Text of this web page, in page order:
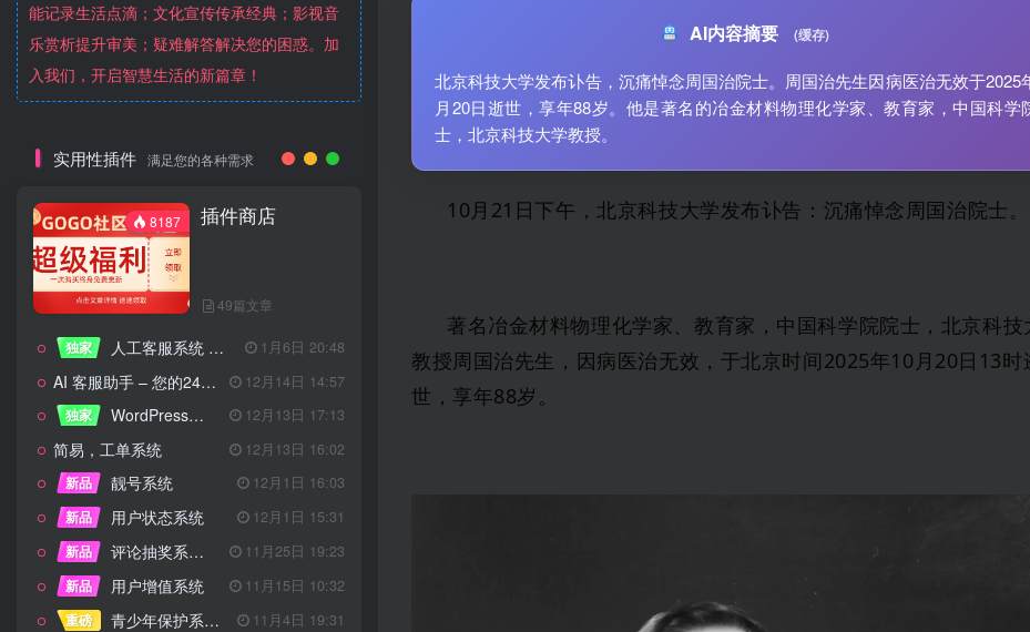
能记录生活点滴；文化宣传传承经典；影视音
乐赏析提升审美；疑难解答解决您的困惑。加
入我们，开启智慧生活的新篇章！
实用性插件 满足您的各种需求
8187 插件商店
49篇文章
独家 人工客服系统 技术开发文档 1月6日 20:48
AI 客服助手 – 您的24/7智能客服专家
12月14日 14:57
独家
WordPress设备管理器插件 – 专业版 12月13日 17:13
简易，工单系统
12月13日 16:02
新品
靓号系统
12月1日 16:03
新品
用户状态系统
12月1日 15:31
新品
评论抽奖系统 – 完整功能详解
11月25日 19:23
新品
用户增值系统
11月15日 10:32
重磅
青少年保护系统 专为子比主题开发 11月4日 19:31
AI内容摘要 (缓存)
北京科技大学发布讣告，沉痛悼念周国治院士。周国治先生因病医治无效于2025
月20日逝世，享年88岁。他是著名的冶金材料物理化学家、教育家，中国科学
士，北京科技大学教授。
10月21日下午，北京科技大学发布讣告：沉痛悼念周国治院士。
著名冶金材料物理化学家、教育家，中国科学院院士，北京科技
教授周国治先生，因病医治无效，于北京时间2025年10月20日13时
世，享年88岁。